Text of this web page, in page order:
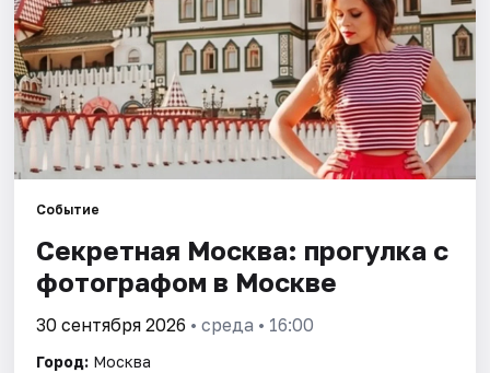
Квесты
Экскурсии
Спорт
События
Города
Площадки
Событие
Секретная Москва: прогулка с
фотографом в Москве
30 сентября 2026 • среда • 16:00
Город: Москва